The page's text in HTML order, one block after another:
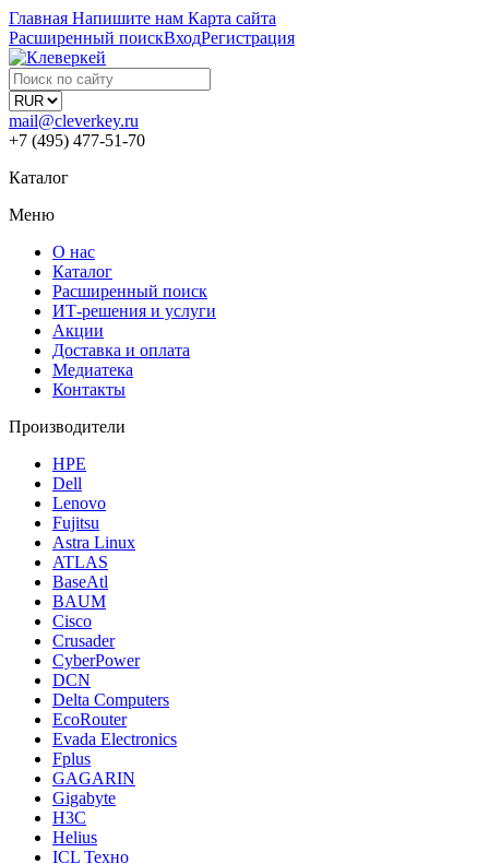
Главная Напишите нам Карта сайта
Расширенный поискВходРегистрация
mail@cleverkey.ru
+7 (495) 477-51-70
Каталог
Меню
О нас
Каталог
Расширенный поиск
ИТ-решения и услуги
Акции
Доставка и оплата
Медиатека
Контакты
Производители
HPE
Dell
Lenovo
Fujitsu
Astra Linux
ATLAS
BaseAtl
BAUM
Cisco
Crusader
CyberPower
DCN
Delta Computers
EcoRouter
Evada Electronics
Fplus
GAGARIN
Gigabyte
H3C
Helius
ICL Техно